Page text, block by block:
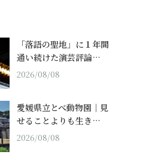
「落語の聖地」に１年間
通い続けた演芸評論…
2026/08/08
愛媛県立とべ動物園｜見
せることよりも生き…
2026/08/08